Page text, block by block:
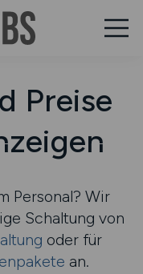
Preise
Personal? Wir
Schaltung von
oder für
an.